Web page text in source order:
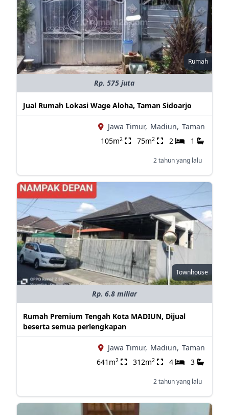
Rumah
Rp. 575 juta
Jual Rumah Lokasi Wage Aloha, Taman Sidoarjo
Jawa Timur, Madiun, Taman
105m2 75m2 2 1
2 tahun yang lalu
Townhouse
Rp. 6.8 miliar
Rumah Premium Tengah Kota MADIUN, Dijual
beserta semua perlengkapan
Jawa Timur, Madiun, Taman
641m2 312m2 4 3
2 tahun yang lalu